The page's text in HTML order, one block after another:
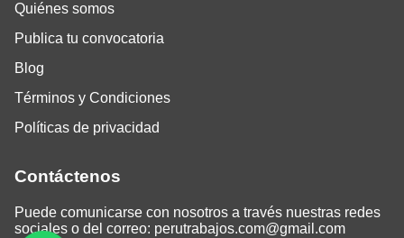
Quiénes somos
Publica tu convocatoria
Blog
Términos y Condiciones
Políticas de privacidad
Contáctenos
Puede comunicarse con nosotros a través nuestras redes
sociales o del correo: perutrabajos.com@gmail.com